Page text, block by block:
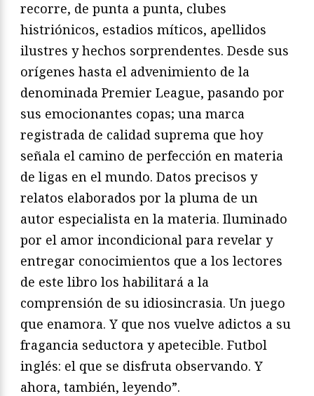
recorre, de punta a punta, clubes
histriónicos, estadios míticos, apellidos
ilustres y hechos sorprendentes. Desde sus
orígenes hasta el advenimiento de la
denominada Premier League, pasando por
sus emocionantes copas; una marca
registrada de calidad suprema que hoy
señala el camino de perfección en materia
de ligas en el mundo. Datos precisos y
relatos elaborados por la pluma de un
autor especialista en la materia. Iluminado
por el amor incondicional para revelar y
entregar conocimientos que a los lectores
de este libro los habilitará a la
comprensión de su idiosincrasia. Un juego
que enamora. Y que nos vuelve adictos a su
fragancia seductora y apetecible. Futbol
inglés: el que se disfruta observando. Y
ahora, también, leyendo”.